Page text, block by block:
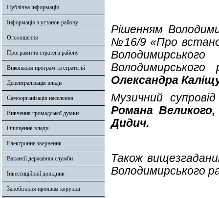
Публічна інформація
Інформація з установ району
Оголошення
Програми та стратегії району
Виконання програм та стратегій
Децентралізація влади
Самоорганізація населення
Вивчення громадської думки
Очищення влади
Електронне звернення
Вакансії державної служби
Інвестиційний довідник
Запобігання проявам корупції
Рішенням
№16/9 «Про
Олександра
Музичний
Романа
Дидич.
Також
Володимирського